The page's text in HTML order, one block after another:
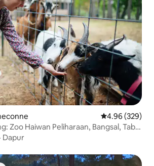
Penarafan
4.96 (329)
Zoo Haiwan Peliharaan, Bangsal, Tab
· Dapur